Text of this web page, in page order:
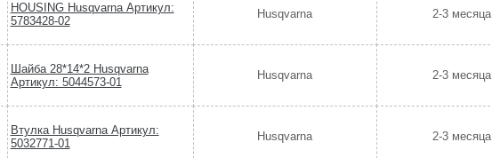
HOUSING Husqvarna Артикул:
5783428-02
Husqvarna 2-3 месяца
Шайба 28*14*2 Husqvarna
Артикул: 5044573-01
Husqvarna 2-3 месяца
Втулка Husqvarna Артикул:
5032771-01
Husqvarna 2-3 месяца